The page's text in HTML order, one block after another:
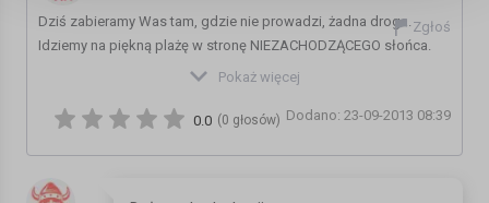
Zgłoś
Dziś zabieramy Was tam, gdzie nie prowadzi, żadna droga.
Idziemy na piękną plażę w stronę NIEZACHODZĄCEGO słońca.
http://www.podrozne.tk/2013/07/tam-gdzie-nie-prowadzi-zadna-
Music by Dan-O at http://danosongs.com
Pokaż więcej
Dodano: 23-09-2013 08:39
(0 głosów)
0.0